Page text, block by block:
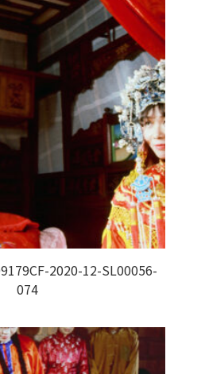
2020-12-SL00056-
074